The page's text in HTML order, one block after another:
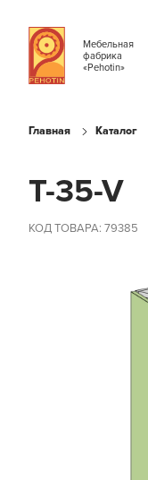
Мебельная
фабрика
«Pehotin»
Главная Каталог
T-35-V
КОД ТОВАРА: 79385